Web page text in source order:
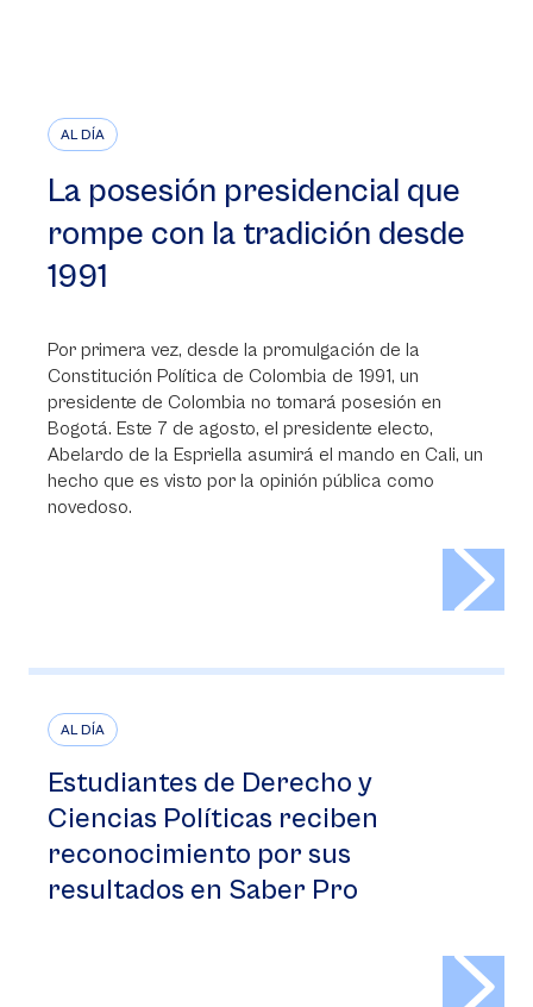
AL DÍA
La posesión presidencial que
rompe con la tradición desde
1991
Por primera vez, desde la promulgación de la
Constitución Política de Colombia de 1991, un
presidente de Colombia no tomará posesión en
Bogotá. Este 7 de agosto, el presidente electo,
Abelardo de la Espriella asumirá el mando en Cali, un
hecho que es visto por la opinión pública como
novedoso.
AL DÍA
Estudiantes de Derecho y
Ciencias Políticas reciben
reconocimiento por sus
resultados en Saber Pro